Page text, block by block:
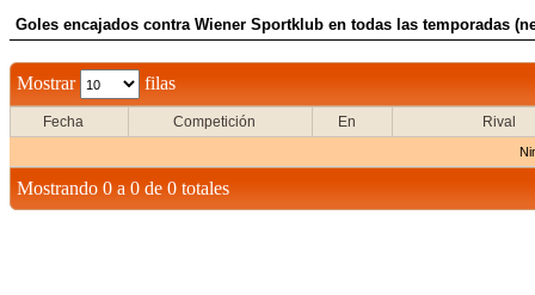
Goles encajados contra Wiener Sportklub en todas las temporadas
Mostrar filas
Fecha Competición En Rival
Mostrando 0 a 0 de 0 totales